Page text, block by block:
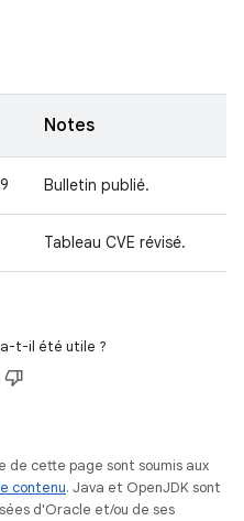
Notes
Bulletin publié.
Tableau CVE révisé.
a-t-il été utile ?
de cette page sont soumis aux
contenu. Java et OpenJDK sont
d'Oracle et/ou de ses